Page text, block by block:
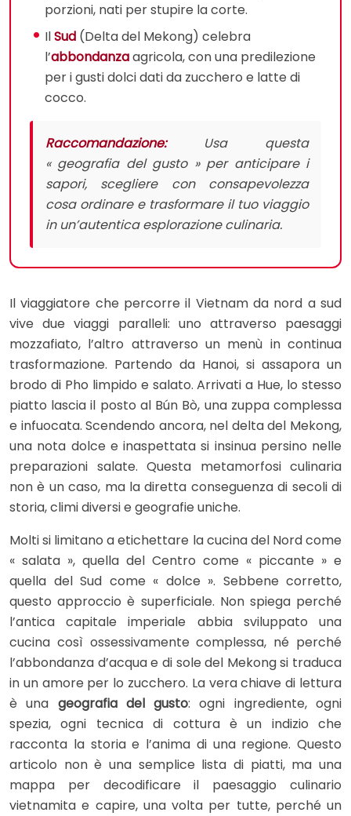
porzioni, nati per stupire la corte.
IlSud (Delta del Mekong) celebra
l’abbondanzaagricola, con una predilezione
per i gusti dolci dati da zucchero e latte di
cocco.
Raccomandazione:Usa questa
« geografia del gusto » per anticipare i
sapori, scegliere con consapevolezza
cosa ordinare e trasformare il tuo viaggio
in un’autentica esplorazione culinaria.
Il viaggiatore che percorre il Vietnam da nord a sud
vive due viaggi paralleli: uno attraverso paesaggi
mozzafiato, l’altro attraverso un menù in continua
trasformazione. Partendo da Hanoi, si assapora un
brodo di Pho limpido e salato. Arrivati a Hue, lo stesso
piatto lascia il posto al Bún Bò, una zuppa complessa
e infuocata. Scendendo ancora, nel delta del Mekong,
una nota dolce e inaspettata si insinua persino nelle
preparazioni salate. Questa metamorfosi culinaria
non è un caso, ma la diretta conseguenza di secoli di
storia, climi diversi e geografie uniche.
Molti si limitano a etichettare la cucina del Nord come
« salata », quella del Centro come « piccante » e
quella del Sud come « dolce ». Sebbene corretto,
questo approccio è superficiale. Non spiega perché
l’antica capitale imperiale abbia sviluppato una
cucina così ossessivamente complessa, né perché
l’abbondanza d’acqua e di sole del Mekong si traduca
in un amore per lo zucchero. La vera chiave di lettura
è una geografia del gusto: ogni ingrediente, ogni
spezia, ogni tecnica di cottura è un indizio che
racconta la storia e l’anima di una regione. Questo
articolo non è una semplice lista di piatti, ma una
mappa per decodificare il paesaggio culinario
vietnamita e capire, una volta per tutte, perché un